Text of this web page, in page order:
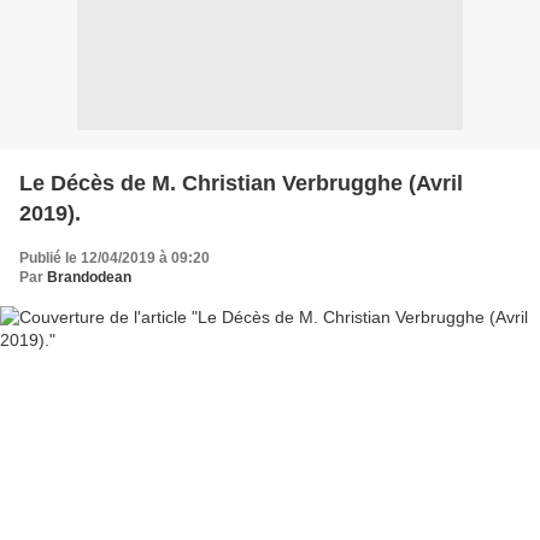
Le Décès de M. Christian Verbrugghe (Avril
2019).
Publié le 12/04/2019 à 09:20
Par Brandodean